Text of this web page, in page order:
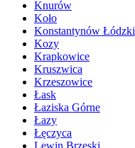
Knurów
Koło
Konstantynów Łódzki
Kozy
Krapkowice
Kruszwica
Krzeszowice
Łask
Łaziska Górne
Łazy
Łęczyca
Lewin Brzeski